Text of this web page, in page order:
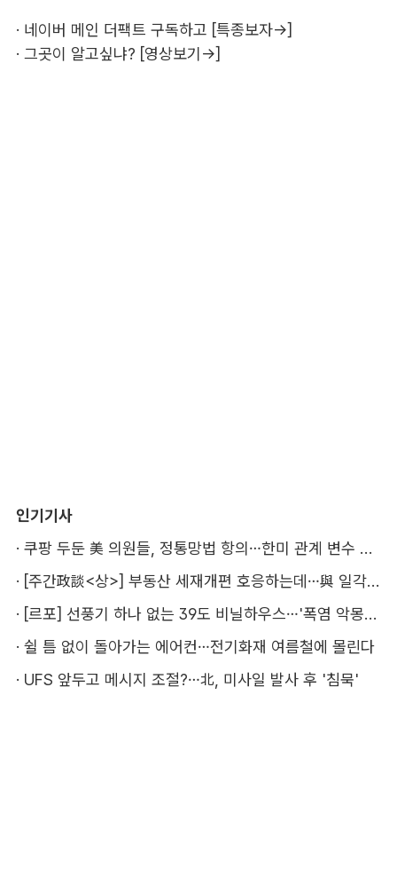
· 네이버 메인 더팩트 구독하고 [특종보자→]
· 그곳이 알고싶냐? [영상보기→]
인기기사
·
쿠팡 두둔 美 의원들, 정통망법 항의…한미 관계 변수 될까
·
[주간政談<상>] 부동산 세재개편 호응하는데…與 일각의 속내
·
[르포] 선풍기 하나 없는 39도 비닐하우스…'폭염 악몽' 꾸는 이주노동자
· 쉴 틈 없이 돌아가는 에어컨…전기화재 여름철에 몰린다
· UFS 앞두고 메시지 조절?…北, 미사일 발사 후 '침묵'